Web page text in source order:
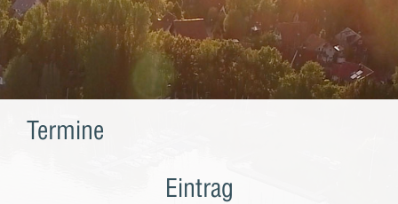
Termine
Eintrag